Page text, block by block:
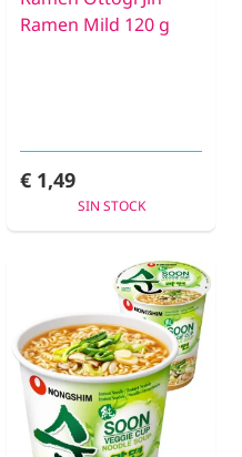
Ramen Mild 120 g
€ 1,49
SIN STOCK